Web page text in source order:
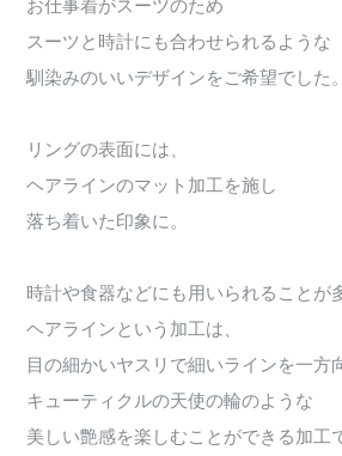
お仕事着がスーツのため
スーツと時計にも合わせられるような
馴染みのいいデザインをご希望でした。
リングの表面には、
ヘアラインのマット加工を施し
落ち着いた印象に。
時計や食器などにも用いられることが
ヘアラインという加工は、
目の細かいヤスリで細いラインを一方
キューティクルの天使の輪のような
美しい艶感を楽しむことができる加工